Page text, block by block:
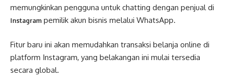
memungkinkan pengguna untuk chatting dengan penjual di
Instagram pemilik akun bisnis melalui WhatsApp.
Fitur baru ini akan memudahkan transaksi belanja online di
platform Instagram, yang belakangan ini mulai tersedia
secara global.